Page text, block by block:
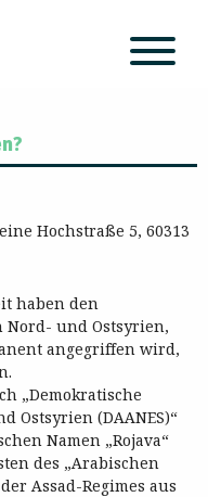
Hochstraße 5, 60313
haben den
Nord- und Ostsyrien,
angegriffen wird,
„Demokratische
Ostsyrien (DAANES)“
Namen „Rojava“
des „Arabischen
Assad-Regimes aus